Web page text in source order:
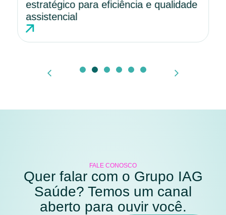
estratégico para eficiência e qualidade
assistencial
FALE CONOSCO
Quer falar com o Grupo IAG
Saúde? Temos um canal
aberto para ouvir você.